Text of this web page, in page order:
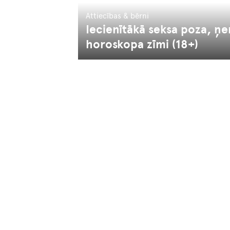
Attiecības & bērni
Iecienītākā seksa poza,
horoskopa zīmi (18+)